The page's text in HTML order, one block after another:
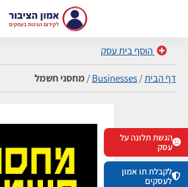
הוסף בית עסק
דף הבית/
Businesses
/ מחסני חשמל
הגשת תלונה על
עסק
לקבלת תו אמון
לעסקים